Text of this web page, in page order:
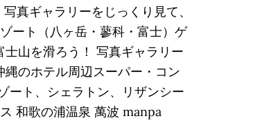
真ギャラリーをじっくり見て、
ート（八ヶ岳・蓼科・富士）ゲ
山を滑ろう！ 写真ギャラリー
のホテル周辺スーパー・コン
ート、シェラトン、リザンシー
和歌の浦温泉 萬波 manpa